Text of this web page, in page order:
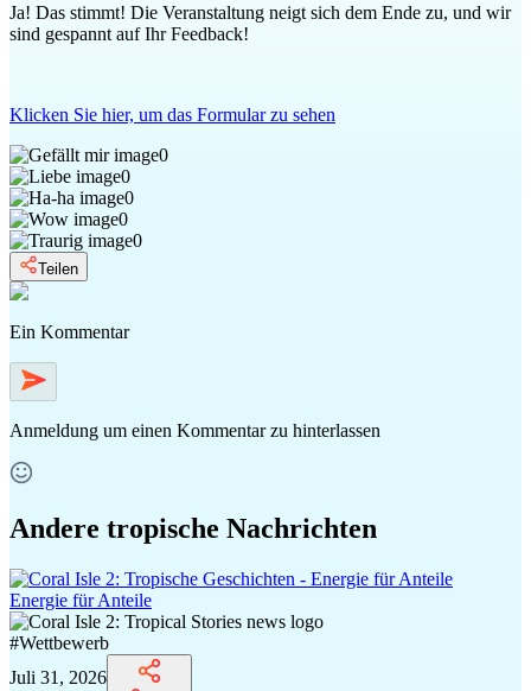
Ja! Das stimmt! Die Veranstaltung neigt sich dem Ende zu, und wir
sind gespannt auf Ihr Feedback!
Klicken Sie hier, um das Formular zu sehen
0
0
0
0
0
Teilen
Ein Kommentar
Anmeldung um einen Kommentar zu hinterlassen
Andere tropische Nachrichten
Energie für Anteile
#Wettbewerb
Juli 31, 2026